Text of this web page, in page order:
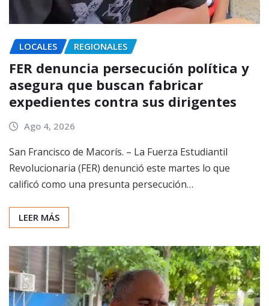
LOCALES REGIONALES
FER denuncia persecución política y
asegura que buscan fabricar
expedientes contra sus dirigentes
Ago 4, 2026
San Francisco de Macorís. – La Fuerza Estudiantil
Revolucionaria (FER) denunció este martes lo que
calificó como una presunta persecución…
LEER MÁS